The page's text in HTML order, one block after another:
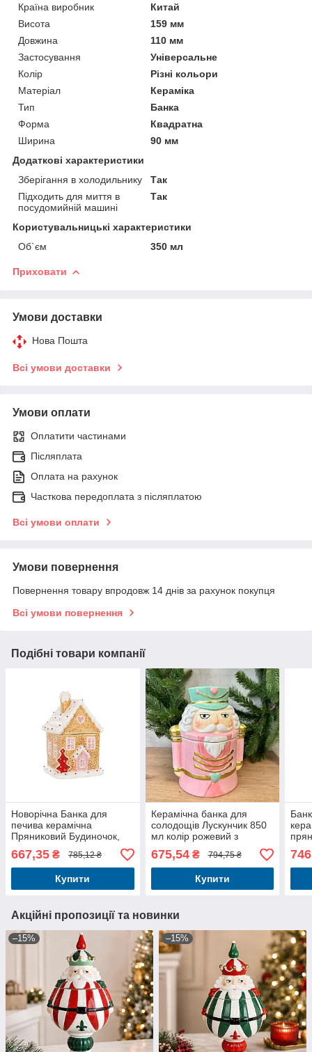
Країна виробник
Китай
Висота
159 мм
Довжина
110 мм
Застосування
Універсальне
Колір
Різні кольори
Матеріал
Кераміка
Тип
Банка
Форма
Квадратна
Ширина
90 мм
Додаткові характеристики
Зберігання в холодильнику
Так
Підходить для миття в
посудомийній машині
Так
Користувальницькі характеристики
Об`єм
350 мл
Приховати
Умови доставки
Нова Пошта
Всі умови доставки
Умови оплати
Оплатити частинами
Післяплата
Оплата на рахунок
Часткова передоплата з післяплатою
Всі умови оплати
Умови повернення
Повернення товару впродовж 14 днів за рахунок покупця
Всі умови повернення
Подібні товари компанії
Новорічна Банка для
печива керамічна
Пряниковий Будиночок,
850мл
667,35 ₴ 785,12 ₴
Купити
Керамічна банка для
солодощів Лускунчик 850
мл колір рожевий з
тифанні
675,54₴ 794,75 ₴
Купити
Акційні пропозиції та новинки
–15% –15%